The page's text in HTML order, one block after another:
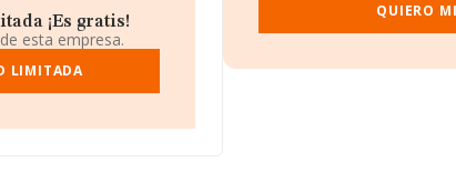
a los datos
de sector.
Alaquas, en
¡Es gratis!
esta empresa.
LIMITADA
QUIERO